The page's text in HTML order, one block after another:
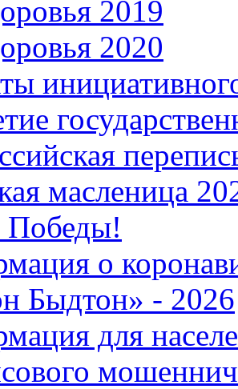
2019
2020
масленица
Победы!
о
Быдтон» - 2026
для